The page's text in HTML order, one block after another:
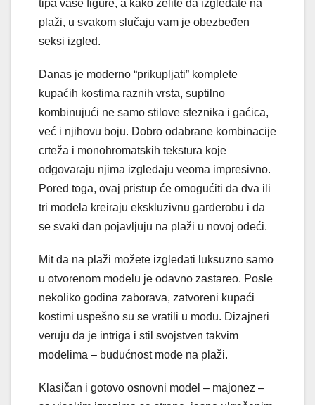
tipa vaše figure, a kako želite da izgledate na
plaži, u svakom slučaju vam je obezbeđen
seksi izgled.
Danas je moderno “prikupljati” komplete
kupaćih kostima raznih vrsta, suptilno
kombinujući ne samo stilove steznika i gaćica,
već i njihovu boju. Dobro odabrane kombinacije
crteža i monohromatskih tekstura koje
odgovaraju njima izgledaju veoma impresivno.
Pored toga, ovaj pristup će omogućiti da dva ili
tri modela kreiraju ekskluzivnu garderobu i da
se svaki dan pojavljuju na plaži u novoj odeći.
Mit da na plaži možete izgledati luksuzno samo
u otvorenom modelu je odavno zastareo. Posle
nekoliko godina zaborava, zatvoreni kupaći
kostimi uspešno su se vratili u modu. Dizajneri
veruju da je intriga i stil svojstven takvim
modelima – budućnost mode na plaži.
Klasičan i gotovo osnovni model – majonez –